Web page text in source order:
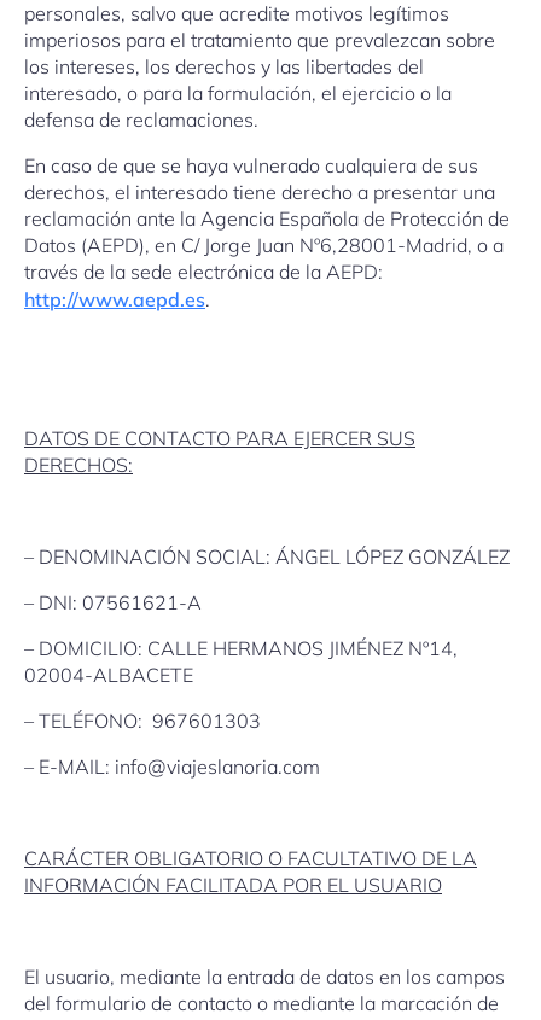
personales, salvo que acredite motivos legítimos
imperiosos para el tratamiento que prevalezcan sobre
los intereses, los derechos y las libertades del
interesado, o para la formulación, el ejercicio o la
defensa de reclamaciones.
En caso de que se haya vulnerado cualquiera de sus
derechos, el interesado tiene derecho a presentar una
reclamación ante la Agencia Española de Protección de
Datos (AEPD), en C/ Jorge Juan Nº6,28001-Madrid, o a
través de la sede electrónica de la AEPD:
http://www.aepd.es.
DATOS DE CONTACTO PARA EJERCER SUS
DERECHOS:
– DENOMINACIÓN SOCIAL: ÁNGEL LÓPEZ GONZÁLEZ
– DNI: 07561621-A
– DOMICILIO: CALLE HERMANOS JIMÉNEZ Nº14,
02004-ALBACETE
– TELÉFONO: 967601303
– E-MAIL: info@viajeslanoria.com
CARÁCTER OBLIGATORIO O FACULTATIVO DE LA
INFORMACIÓN FACILITADA POR EL USUARIO
El usuario, mediante la entrada de datos en los campos
del formulario de contacto o mediante la marcación de